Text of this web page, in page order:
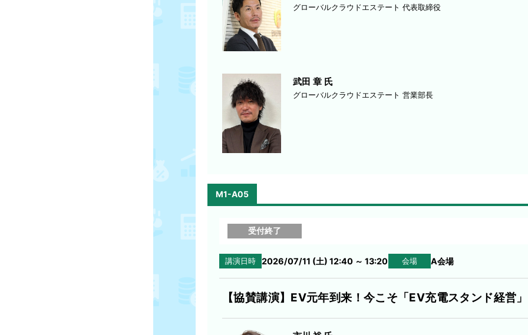
グローバルクラウドエステート 代表取締役
武田 章 氏
グローバルクラウドエステート 営業部長
M1-A05
受付終了
講演日時 2026/07/11 (土) 12:40 ～13:20 会場 A会場
【協賛講演】EV元年到来！今こそ「EV充電スタンド経営